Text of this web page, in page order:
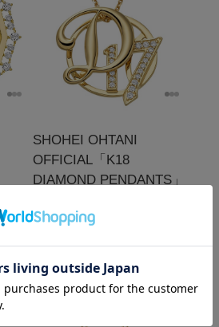
SHOHEI OHTANI
OFFICIAL「K18
DIAMOND PENDANTS」
￥880,000